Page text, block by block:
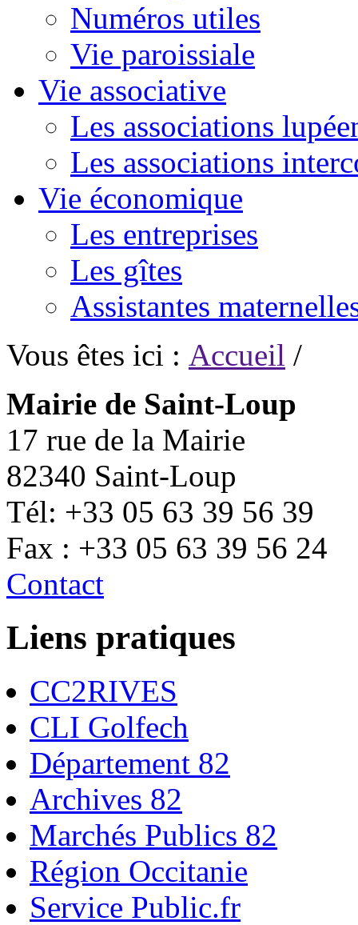
Numéros utiles
Vie paroissiale
Vie associative
Les associations
Les associations
Vie économique
Les entreprises
Les gîtes
Assistantes
Vous êtes ici : Accueil /
Mairie de Saint-Loup
17 rue de la Mairie
82340 Saint-Loup
Tél: +33 05 63 39 56 39
Fax : +33 05 63 39 56 24
Contact
Liens pratiques
CC2RIVES
CLI Golfech
Département 82
Archives 82
Marchés Publics 82
Région Occitanie
Service Public.fr